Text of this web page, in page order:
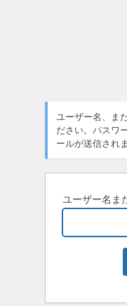
ユーザー名、ま
ださい。パスワ
ールが送信されま
ユーザー名ま